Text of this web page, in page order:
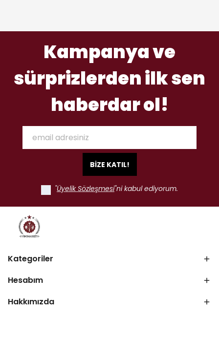
Kampanya ve
sürprizlerden ilk sen
haberdar ol!
BİZE KATIL!
"Üyelik Sözleşmesi"ni kabul ediyorum.
Kategoriler
Hesabım
Hakkımızda